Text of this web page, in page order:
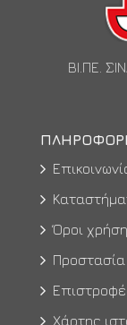
ΒΙ.ΠΕ.
Όροι
Χάρτης